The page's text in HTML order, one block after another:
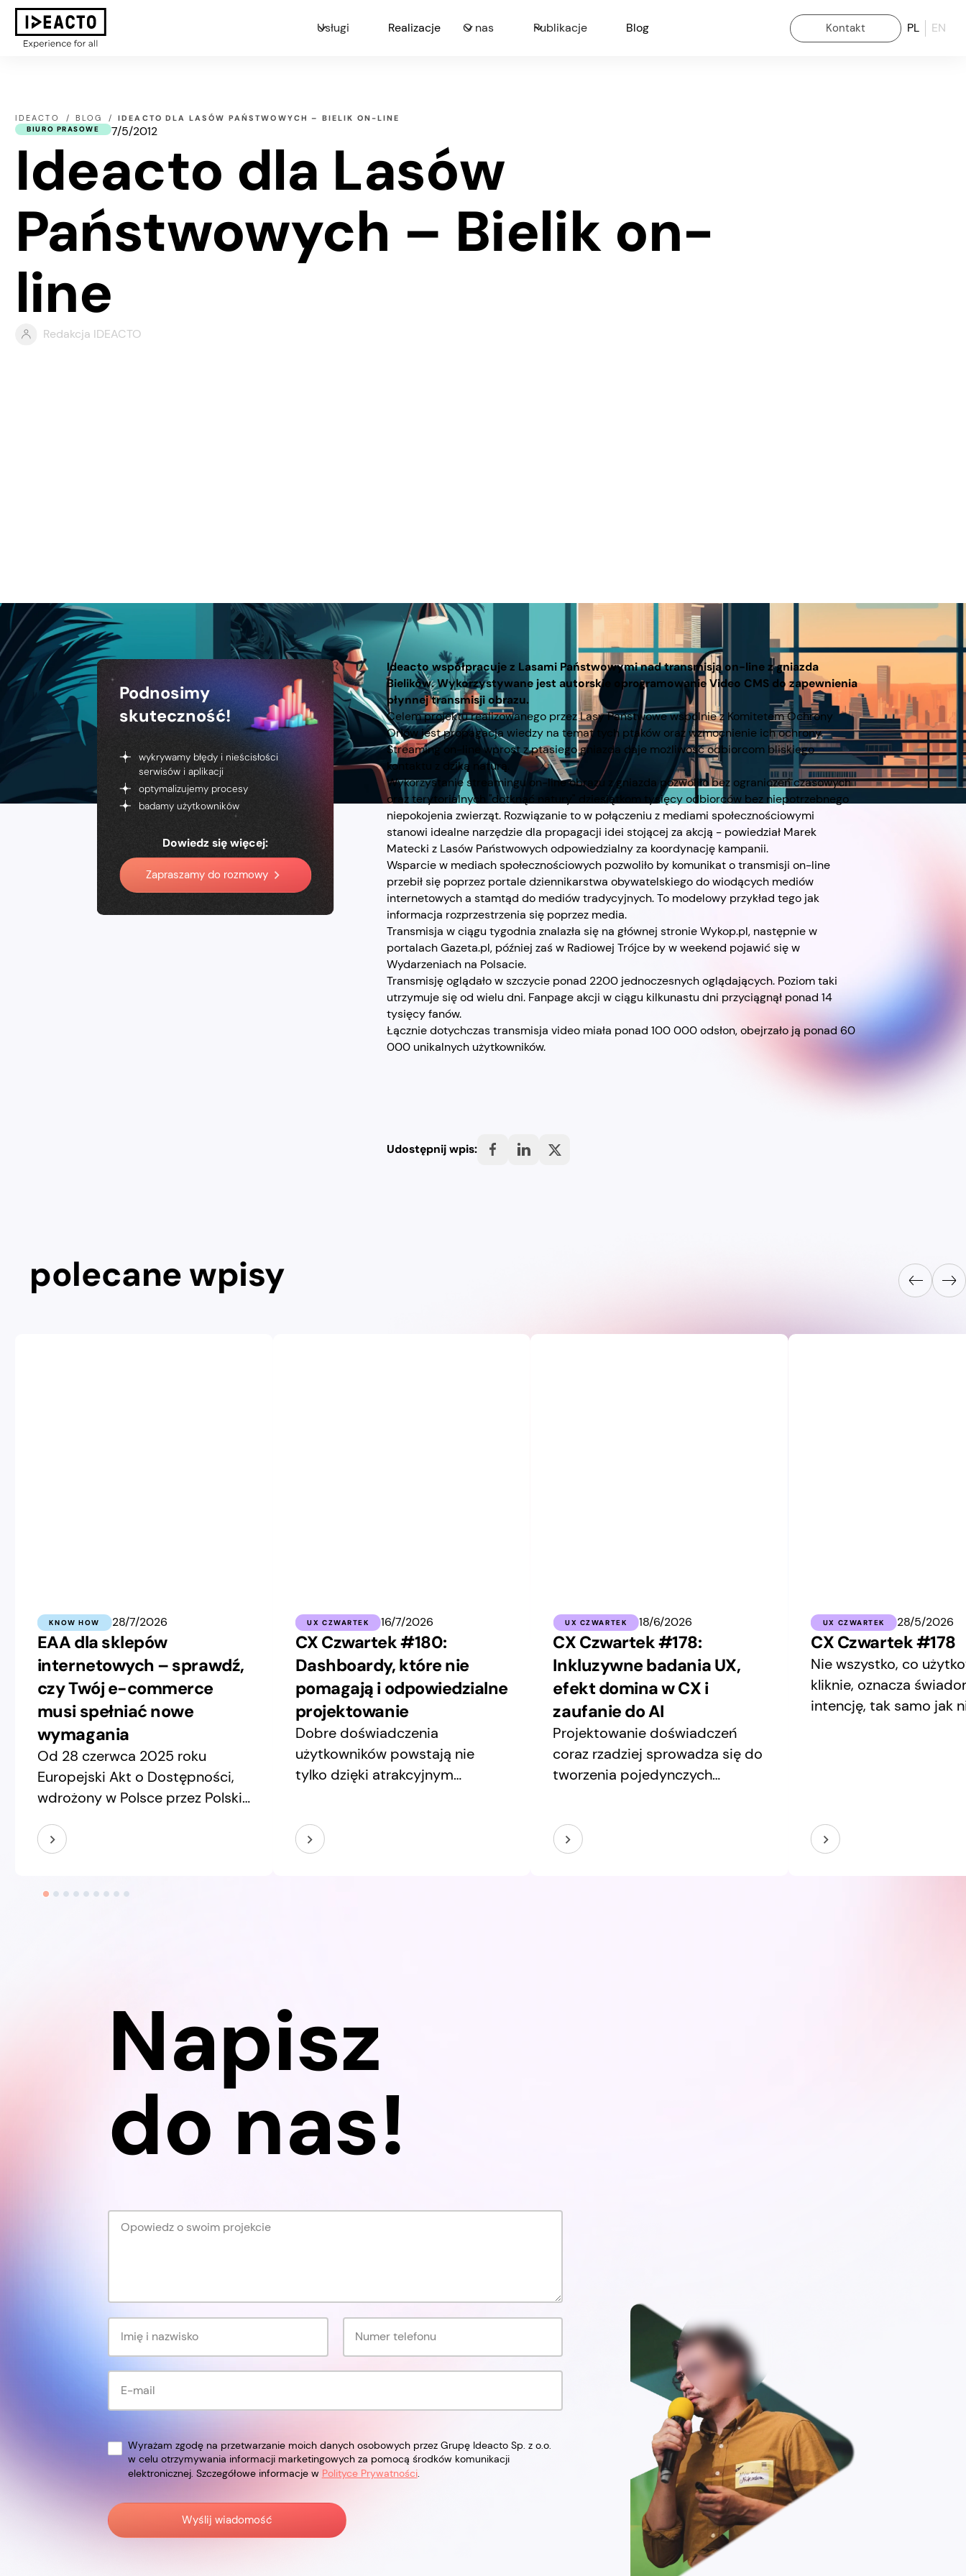
Usługi Realizacje O nas Publikacje Blog Kontakt PL EN
IDEACTO BLOG IDEACTO DLA LASÓW PAŃSTWOWYCH – BIELIK ON-LINE
BIURO PRASOWE 7/5/2012
Ideacto dla Lasów
Państwowych – Bielik on-
line
Redakcja IDEACTO
Podnosimy
skuteczność!
wykrywamy błędy i nieścisłości
serwisów i aplikacji
optymalizujemy procesy
badamy użytkowników
Dowiedz się więcej:
Zapraszamy do rozmowy
Ideacto współpracuje z Lasami Państwowymi nad transmisją on-line z gniazda
Bielików. Wykorzystywane jest autorskie oprogramowanie Video CMS do zapewnienia
płynnej transmisji obrazu.
Celem projektu realizowanego przez Lasy Państwowe wspólnie z Komitetem Ochrony
Orłów jest propagacja wiedzy na temat tych ptaków oraz wzmocnienie ich ochrony.
Streaming on-line wprost z ptasiego gniazda daje możliwość odbiorcom bliskiego
kontaktu z dziką naturą.
Wykorzystanie streamingu on-line obrazu z gniazda pozwoliło bez ograniczeń czasowych
oraz terytorialnych "dotknąć natury" dziesiątkom tysięcy odbiorców bez niepotrzebnego
niepokojenia zwierząt. Rozwiązanie to w połączeniu z mediami społecznościowymi
stanowi idealne narzędzie dla propagacji idei stojącej za akcją - powiedział Marek
Matecki z Lasów Państwowych odpowiedzialny za koordynację kampanii.
Wsparcie w mediach społecznościowych pozwoliło by komunikat o transmisji on-line
przebił się poprzez portale dziennikarstwa obywatelskiego do wiodących mediów
internetowych a stamtąd do mediów tradycyjnych. To modelowy przykład tego jak
informacja rozprzestrzenia się poprzez media.
Transmisja w ciągu tygodnia znalazła się na głównej stronie Wykop.pl, następnie w
portalach Gazeta.pl, później zaś w Radiowej Trójce by w weekend pojawić się w
Wydarzeniach na Polsacie.
Transmisję oglądało w szczycie ponad 2200 jednoczesnych oglądających. Poziom taki
utrzymuje się od wielu dni. Fanpage akcji w ciągu kilkunastu dni przyciągnął ponad 14
tysięcy fanów.
Łącznie dotychczas transmisja video miała ponad 100 000 odsłon, obejrzało ją ponad 60
000 unikalnych użytkowników.
Udostępnij wpis:
polecane wpisy
KNOW HOW 28/7/2026
EAA dla sklepów
internetowych – sprawdź,
czy Twój e-commerce
musi spełniać nowe
wymagania
Od 28 czerwca 2025 roku
Europejski Akt o Dostępności,
wdrożony w Polsce przez Polski
m.in. usługi handlu
online musi zapewniać
doświadczenie klienta. Także
dlatego, że dla części e-
commerce stała się
obowiązkiem.
UX CZWARTEK 16/7/2026
CX Czwartek #180:
Dashboardy, które nie
pomagają i odpowiedzialne
projektowanie
Dobre doświadczenia
użytkowników powstają nie
tylko dzięki atrakcyjnym
decyzjom projektowym. W tym
newsletterze przyglądamy się
UX CZWARTEK 18/6/2026
CX Czwartek #178:
Inkluzywne badania UX,
efekt domina w CX i
zaufanie do AI
Projektowanie doświadczeń
coraz rzadziej sprowadza się do
tworzenia pojedynczych
Coraz częściej wymaga
spojrzenia na użytkowników,
UX CZWARTEK 28/5/2026
CX Czwartek #178
Nie wszystko, co
kliknie, oznacza
intencję, tak samo jak
Napisz
do nas!
Wyrażam zgodę na przetwarzanie moich danych osobowych przez Grupę Ideacto Sp. z o.o.
w celu otrzymywania informacji marketingowych za pomocą środków komunikacji
elektronicznej. Szczegółowe informacje w Polityce Prywatności.